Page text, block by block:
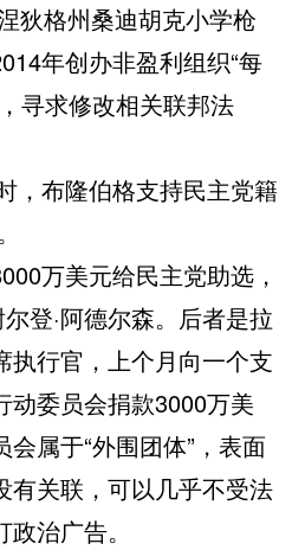
狄格州桑迪胡克小学枪
年创办非盈利组织“每
寻求修改相关联邦法
布隆伯格支持民主党籍
万美元给民主党助选，
登·阿德尔森。后者是拉
执行官，上个月向一个支
动委员会捐款3000万美
属于“外围团体”，表面
有关联，可以几乎不受法
治广告。